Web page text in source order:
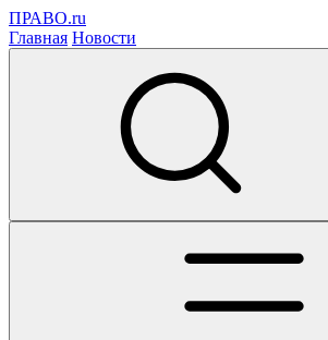
ПРАВО.ru
Главная Новости